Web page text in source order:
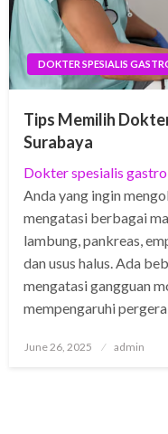
DOKTER SPESIALIS
Tips Memilih
Surabaya
Dokter spesialis
Anda yang ingin
mengatasi berbagai
lambung, pankreas,
dan usus halus. Ada
mengatasi gangguan
mempengaruhi
Posted
June 26, 2025 admin